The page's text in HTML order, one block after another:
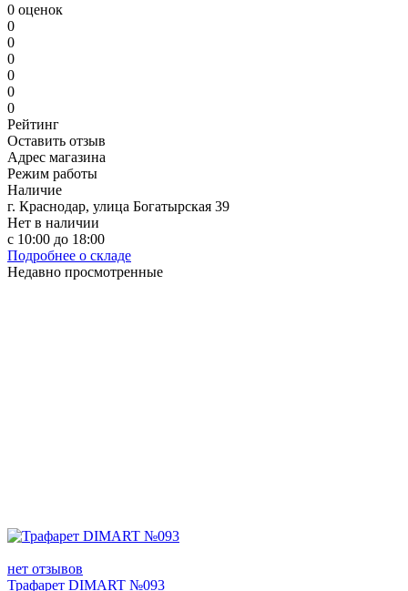
0 оценок
0
0
0
0
0
0
Рейтинг
Оставить отзыв
Адрес магазина
Режим работы
Наличие
г. Краснодар, улица Богатырская 39
Нет в наличии
с 10:00 до 18:00
Подробнее о складе
Недавно просмотренные
нет отзывов
Трафарет DIMART №093